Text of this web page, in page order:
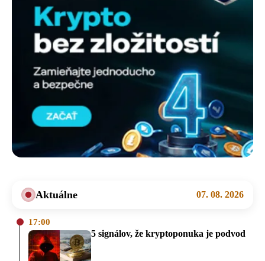
Aktuálne 07. 08. 2026
17:00
5 signálov, že kryptoponuka je podvod